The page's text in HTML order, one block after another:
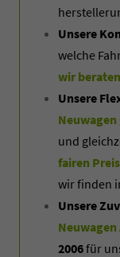
Unsere
welche
wir
Unsere
und
fairen
wir finden
Unsere
2006für